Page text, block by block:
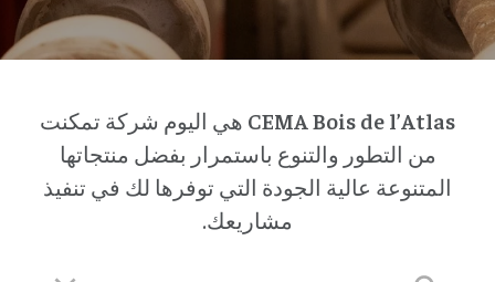
CEMA Bois de l’Atlas هي اليوم شركة تمكنت
من التطور والتنوع باستمرار بفضل منتجاتها
المتنوعة عالية الجودة التي توفرها لك في تنفيذ
مشاريعك.